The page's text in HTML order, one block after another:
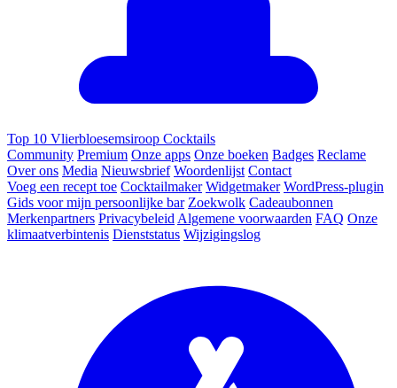
Top 10 Vlierbloesemsiroop Cocktails
Community Premium Onze apps Onze boeken Badges Reclame
Over ons Media Nieuwsbrief Woordenlijst Contact
Voeg een recept toe Cocktailmaker Widgetmaker WordPress-plugin
Gids voor mijn persoonlijke bar Zoekwolk Cadeaubonnen
Merkenpartners Privacybeleid Algemene voorwaarden FAQ Onze
klimaatverbintenis Dienststatus Wijzigingslog